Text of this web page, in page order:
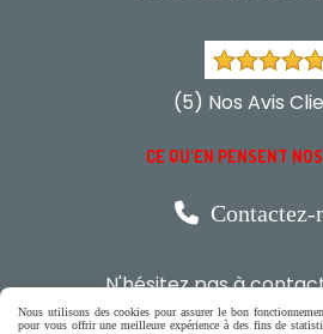
(5) Nos Avis
CE QU'EN PENSENT
 Contactez-
N'hésitez pas à
Nous utilisons des cookies pour assurer le bon
pour vous offrir une meilleure expérience à des fins de